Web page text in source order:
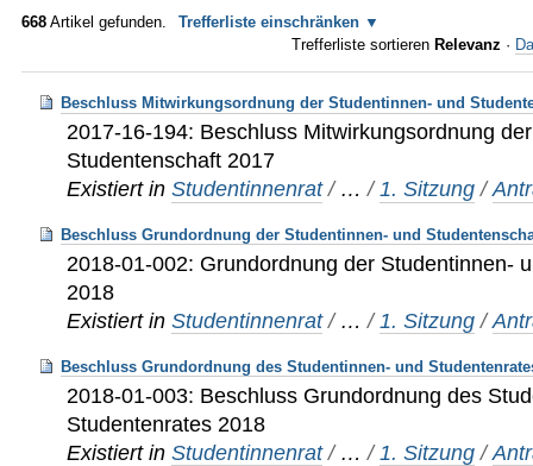
668 Artikel gefunden.
Trefferliste einschränken
Trefferliste sortieren Relevanz ·
Beschluss Mitwirkungsordnung der Studentinnen- und
2017-16-194: Beschluss Mitwirkungsordnung
Studentenschaft 2017
Existiert in Studentinnenrat / …/1. Sitzung /
Beschluss Grundordnung der Studentinnen- und
2018-01-002: Grundordnung der Studentinnen-
2018
Existiert in Studentinnenrat / …/1. Sitzung /
Beschluss Grundordnung des Studentinnen- und
2018-01-003: Beschluss Grundordnung des
Studentenrates 2018
Existiert in Studentinnenrat / …/1. Sitzung /